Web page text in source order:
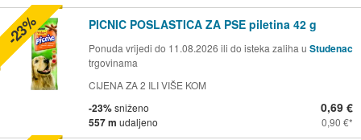
PICNIC POSLASTICA ZA PSE piletina 42 g
Ponuda vrijedi do 11.08.2026 ili do isteka zaliha u Studenac
trgovinama
CIJENA ZA 2 ILI VIŠE KOM
-23%sniženo
557 m udaljeno
0,69 €
0,90 €
-23%